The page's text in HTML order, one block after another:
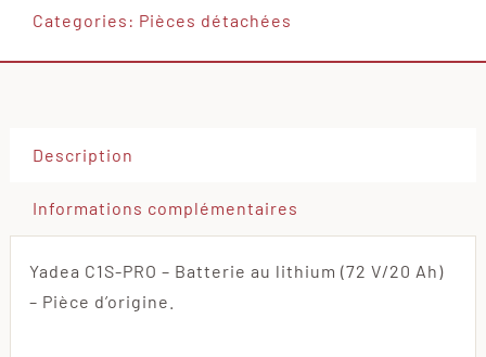
(72
Categories: Pièces détachées
Description
Informations complémentaires
Yadea C1S-PRO – Batterie au lithium (72 V/20 Ah)
– Pièce d’origine.